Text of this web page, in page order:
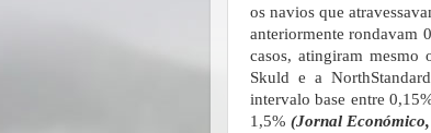
os navios que
anteriormente rondavam
casos, atingiram
Skuld e a
intervalo base entre
1,5% (Jornal